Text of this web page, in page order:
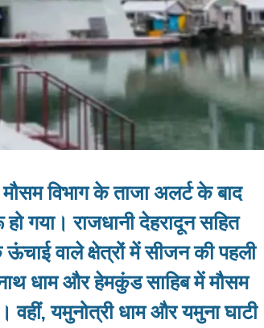
विभाग के ताजा अलर्ट के बाद
गया। राजधानी देहरादून सहित
वाले क्षेत्रों में सीजन की पहली
धाम और हेमकुंड साहिब में मौसम
यमुनोत्री धाम और यमुना घाटी